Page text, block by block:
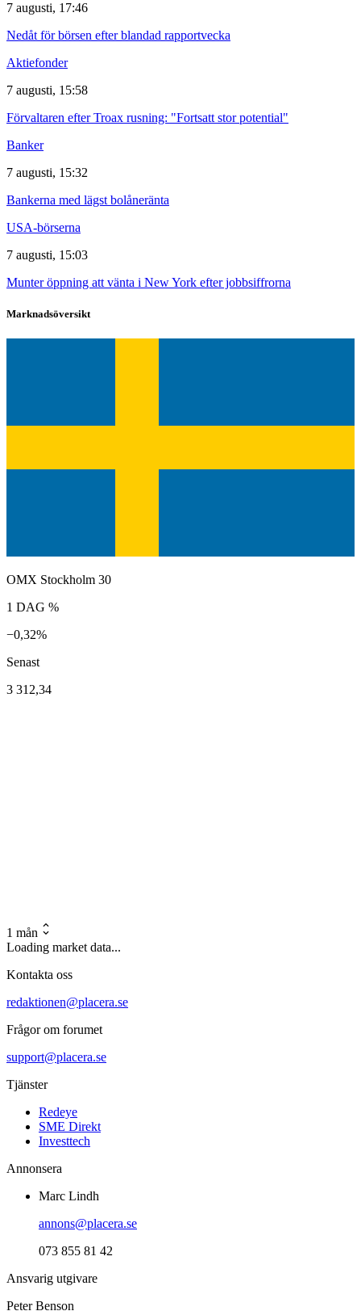
7 augusti, 17:46
Nedåt för börsen efter blandad rapportvecka
Aktiefonder
7 augusti, 15:58
Förvaltaren efter Troax rusning: "Fortsatt stor potential"
Banker
7 augusti, 15:32
Bankerna med lägst bolåneränta
USA-börserna
7 augusti, 15:03
Munter öppning att vänta i New York efter jobbsiffrorna
Marknadsöversikt
OMX Stockholm 30
1 DAG %
−0,32%
Senast
3 312,34
1 mån
Loading market data...
Kontakta oss
redaktionen@placera.se
Frågor om forumet
support@placera.se
Tjänster
Redeye
SME Direkt
Investtech
Annonsera
Marc Lindh
annons@placera.se
073 855 81 42
Ansvarig utgivare
Peter Benson